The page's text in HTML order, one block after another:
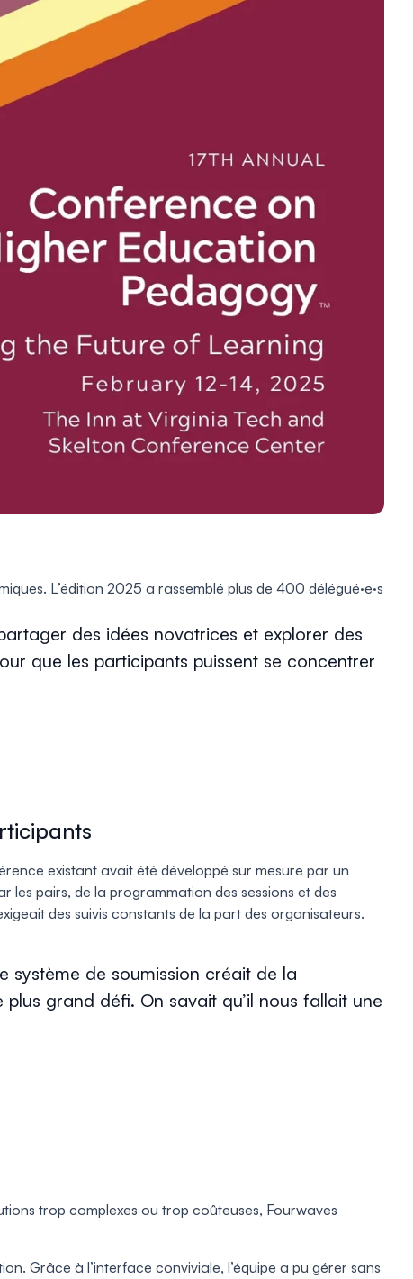
L’édition 2025 a rassemblé plus de 400 délégué·e·s
des idées novatrices et explorer des
que les participants puissent se concentrer
existant avait été développé sur mesure par un
les pairs, de la programmation des sessions et des
des suivis constants de la part des organisateurs.
système de soumission créait de la
grand défi. On savait qu’il nous fallait une
trop complexes ou trop coûteuses, Fourwaves
Grâce à l’interface conviviale, l’équipe a pu gérer sans